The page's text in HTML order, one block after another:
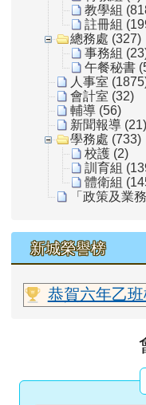
教學組
註冊組
總務處 (327)
事務組
午餐秘書
人事室
會計室 (32)
輔導 (56)
新聞報導 (21)
學務處 (733)
校護 (2)
訓育組
體衛組
「政策及業
新城榮譽榜
恭賀六年乙班柳